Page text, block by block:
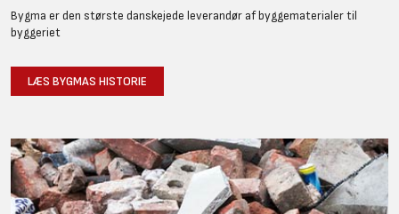
Bygma er den største danskejede leverandør af byggematerialer til
byggeriet
LÆS BYGMAS HISTORIE